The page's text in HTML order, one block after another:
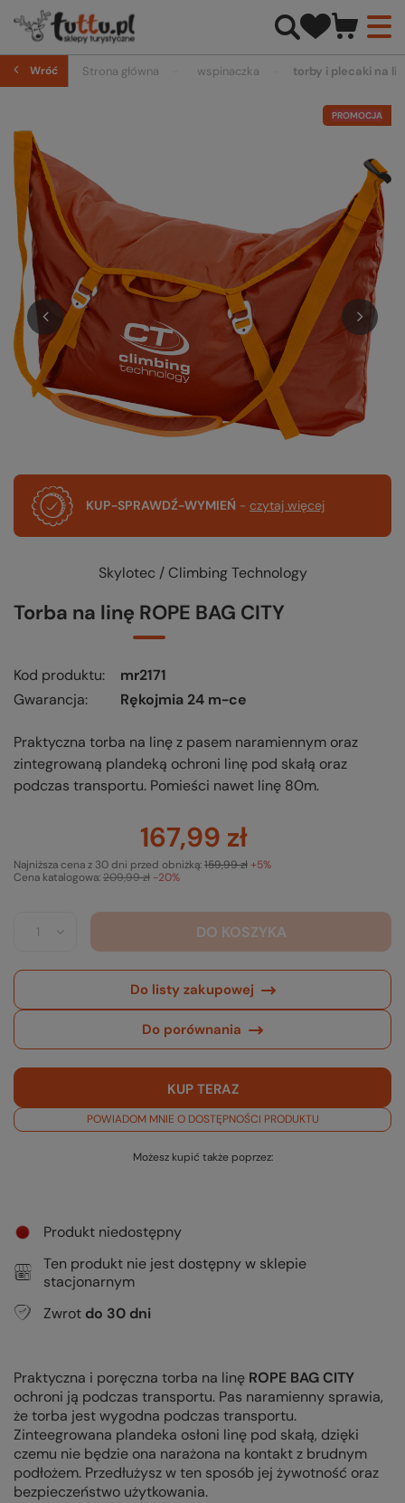
Wróć Strona główna wspinaczka torby i plecaki na
PROMOCJA
KUP-SPRAWDŹ-WYMIEŃ - czytaj więcej
Skylotec / Climbing Technology
Torba na linę ROPE BAG CITY
Kod produktu
mr2171
Gwarancja
Rękojmia 24 m-ce
Praktyczna torba na linę z pasem naramiennym oraz
zintegrowaną plandeką ochroni linę pod skałą oraz
podczas transportu. Pomieści nawet linę 80m.
167,99 zł
Cena katalogowa:209,99 zł -20%
Najniższa cena z 30 dni przed obniżką:159,99 zł +5%
DO KOSZYKA
Do listy zakupowej
Do porównania
KUP TERAZ
POWIADOM MNIE O DOSTĘPNOŚCI PRODUKTU
Możesz kupić także poprzez:
Produkt niedostępny
Ten produkt nie jest dostępny w sklepie
stacjonarnym
Zwrot do 30 dni
Praktyczna i poręczna torba na linę ROPE BAG CITY
ochroni ją podczas transportu. Pas naramienny sprawia,
że torba jest wygodna podczas transportu.
Zinteegrowana plandeka osłoni linę pod skałą, dzięki
czemu nie będzie ona narażona na kontakt z brudnym
podłożem. Przedłużysz w ten sposób jej żywotność oraz
bezpieczeństwo użytkowania.